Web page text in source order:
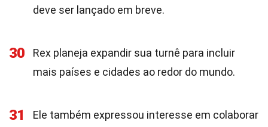
deve ser lançado em breve.
30
Rex planeja expandir sua turnê para incluir
mais países e cidades ao redor do mundo.
31
Ele também expressou interesse em colaborar